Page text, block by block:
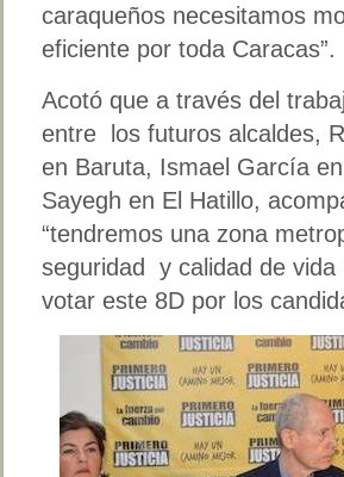
caraqueños necesitamos
eficiente por toda Caracas”.
Acotó que a través del
entre los futuros alcaldes,
en Baruta, Ismael García
Sayegh en El Hatillo,
“tendremos una zona
seguridad y calidad de
votar este 8D por los